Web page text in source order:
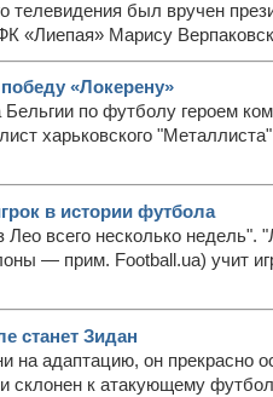
телевидения был вручен
«Лиепая» Марису
«Локерену»
Бельгии по футболу героем
харьковского
в истории футбола
всего несколько недель".
— прим. Football.ua) учит
станет Зидан
на адаптацию, он прекрасно
склонен к атакующему